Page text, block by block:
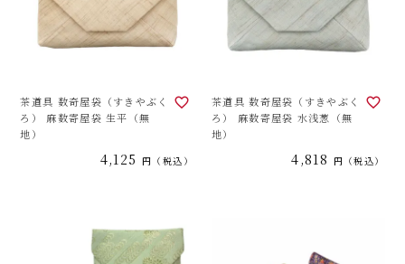
茶道具 数奇屋袋（すきやぶく
ろ） 麻数寄屋袋 生平（無
地）
4,125 税込
茶道具 数奇屋袋（すきやぶく
ろ） 麻数寄屋袋 水浅葱（無
地）
4,818 税込